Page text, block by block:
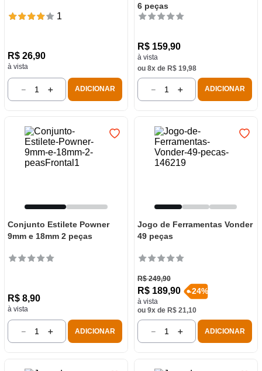
1
R$ 26,90
à vista
＋
－ ADICIONAR
6 peças
R$ 159,90
à vista
ou 8x de R$ 19,98
＋
－ ADICIONAR
Conjunto Estilete Powner
9mm e 18mm 2 peças
R$ 8,90
à vista
＋
－ ADICIONAR
Jogo de Ferramentas Vonder
49 peças
R$ 249,90
R$ 189,90
à vista
-24%
ou 9x de R$ 21,10
＋
－ ADICIONAR